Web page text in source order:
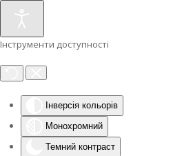
Інструменти доступності
Інверсія кольорів
Монохромний
Темний контраст